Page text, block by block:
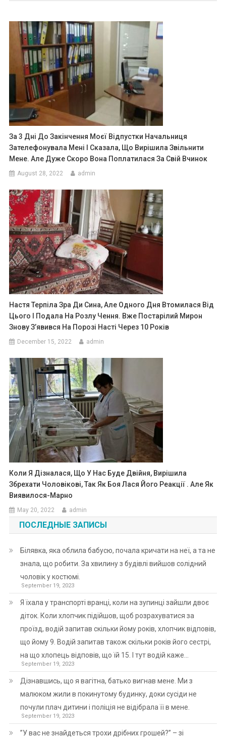
За 3 Дні До Закінчення Моєї Відпустки Начальниця
Зателефонувала Мені І Сказала, Що Вирішила Звільнити
Мене. Але Дуже Скоро Вона Поплатилася За Свій Вчинок
August 28, 2022 admin
Настя Терпіла Зра Ди Сина, Але Одного Дня Втомилася Від
Цього І Подала На Розлу Чення. Вже Постарілий Мирон
Знову З’явився На Порозі Насті Через 10 Років
December 15, 2022 admin
Коли Я Дізналася, Що У Нас Буде Двійня, Вирішила
Збрехати Чоловікові, Так Як Боя Лася Його Реакції . Але Як
Виявилося-Марно
May 20, 2022 admin
ПОСЛЕДНЫЕ ЗАПИСЫ
Білявка, яка облила бабусю, почала кричати на неї, а та не
знала, що робити. За хвилину з будівлі вийшов солідний
чоловік у костюмі.
September 19, 2023
Я їхала у транспорті вранці, коли на зупинці зайшли двоє
діток. Коли хлопчик підійшов, щоб розрахуватися за
проїзд, водій запитав скільки йому років, хлопчик відповів,
що йому 9. Водій запитав також скільки років його сестрі,
на що хлопець відповів, що їй 15. І тут водій каже…
September 19, 2023
Дізнавшись, що я вагітна, батько вигнав мене. Ми з
малюком жили в покинутому будинку, доки сусіди не
почули плач дитини і поліція не відібрала її в мене.
September 19, 2023
”У вас не знайдеться трохи дрібних грошей?” – зі